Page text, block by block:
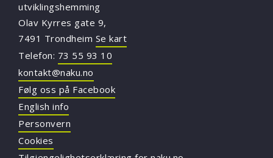
utviklingshemming
Olav Kyrres gate 9,
7491 Trondheim Se kart
Telefon: 73 55 93 10
kontakt@naku.no
Følg oss på Facebook
English info
Personvern
Cookies